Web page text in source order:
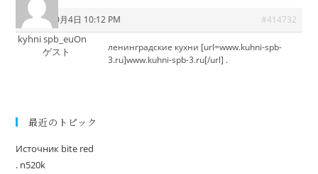
2025年10月4日 10:12 PM #414732
kyhni spb_euOn
ゲスト
ленинградские кухни [url=www.kuhni-spb-
3.ru]www.kuhni-spb-3.ru[/url] .
最近のトピック
Источник bite red
. n520k